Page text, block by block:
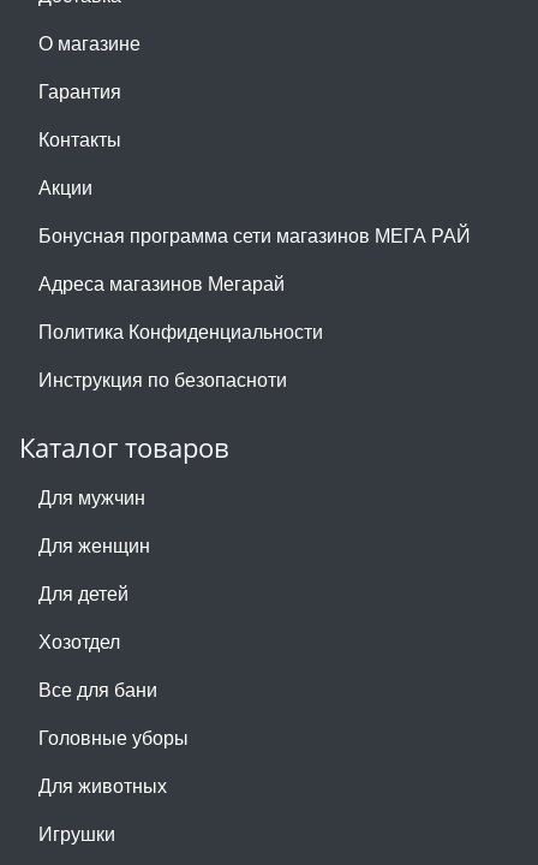
О магазине
Гарантия
Контакты
Акции
Бонусная программа сети магазинов МЕГА РАЙ
Адреса магазинов Мегарай
Политика Конфиденциальности
Инструкция по безопасноти
Каталог товаров
Для мужчин
Для женщин
Для детей
Хозотдел
Все для бани
Головные уборы
Для животных
Игрушки